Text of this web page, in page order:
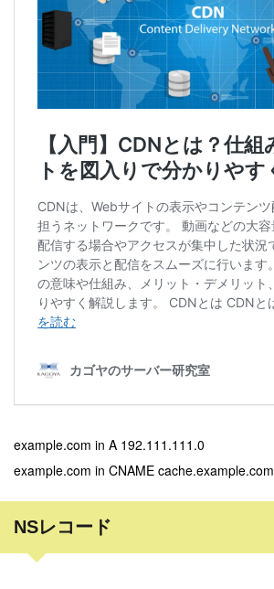
example.com in A 192.111.111.0
example.com in CNAME cache.example.com
NSレコード